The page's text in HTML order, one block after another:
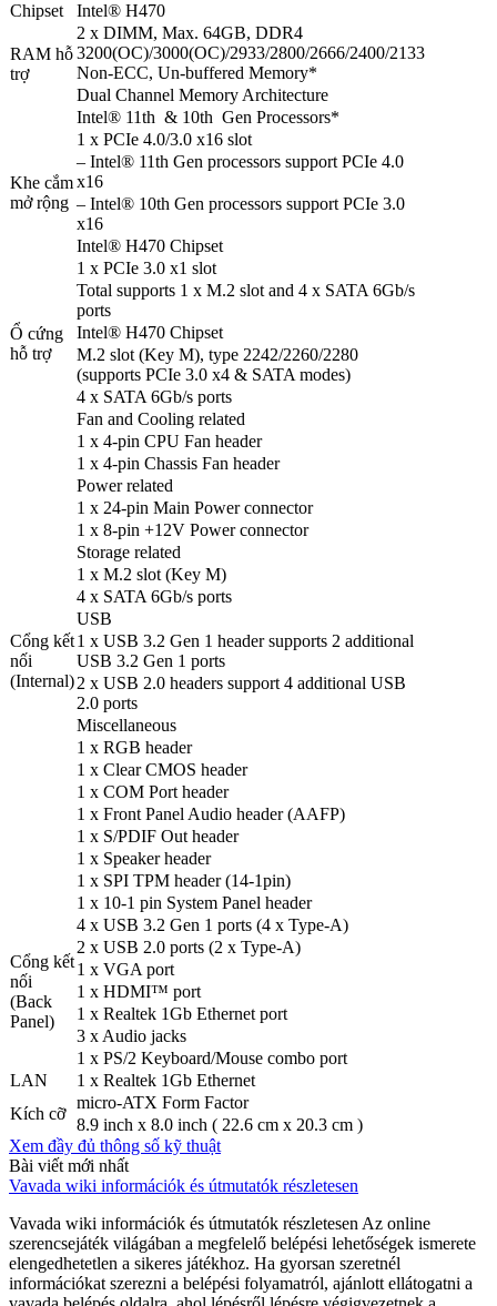
Chipset
Intel® H470
RAM hỗ
trợ
2 x DIMM, Max. 64GB, DDR4
3200(OC)/3000(OC)/2933/2800/2666/2400/2133
Non-ECC, Un-buffered Memory*
Dual Channel Memory Architecture
Khe cắm
mở rộng
Intel® 11th & 10th Gen Processors*
1 x PCIe 4.0/3.0 x16 slot
– Intel® 11th Gen processors support PCIe 4.0
x16
– Intel® 10th Gen processors support PCIe 3.0
x16
Intel® H470 Chipset
1 x PCIe 3.0 x1 slot
Ổ cứng
hỗ trợ
Total supports 1 x M.2 slot and 4 x SATA 6Gb/s
ports
Intel® H470 Chipset
M.2 slot (Key M), type 2242/2260/2280
(supports PCIe 3.0 x4 & SATA modes)
4 x SATA 6Gb/s ports
Cổng kết
nối
(Internal)
Fan and Cooling related
1 x 4-pin CPU Fan header
1 x 4-pin Chassis Fan header
Power related
1 x 24-pin Main Power connector
1 x 8-pin +12V Power connector
Storage related
1 x M.2 slot (Key M)
4 x SATA 6Gb/s ports
USB
1 x USB 3.2 Gen 1 header supports 2 additional
USB 3.2 Gen 1 ports
2 x USB 2.0 headers support 4 additional USB
2.0 ports
Miscellaneous
1 x RGB header
1 x Clear CMOS header
1 x COM Port header
1 x Front Panel Audio header (AAFP)
1 x S/PDIF Out header
1 x Speaker header
1 x SPI TPM header (14-1pin)
1 x 10-1 pin System Panel header
Cổng kết
nối
(Back
Panel)
4 x USB 3.2 Gen 1 ports (4 x Type-A)
2 x USB 2.0 ports (2 x Type-A)
1 x VGA port
1 x HDMI™ port
1 x Realtek 1Gb Ethernet port
3 x Audio jacks
1 x PS/2 Keyboard/Mouse combo port
LAN
1 x Realtek 1Gb Ethernet
Kích cỡ
micro-ATX Form Factor
8.9 inch x 8.0 inch ( 22.6 cm x 20.3 cm )
Xem đầy đủ thông số kỹ thuật
Bài viết mới nhất
Vavada wiki információk és útmutatók részletesen
Vavada wiki információk és útmutatók részletesen Az online
szerencsejáték világában a megfelelő belépési lehetőségek ismerete
elengedhetetlen a sikeres játékhoz. Ha gyorsan szeretnél
információkat szerezni a belépési folyamatról, ajánlott ellátogatni a